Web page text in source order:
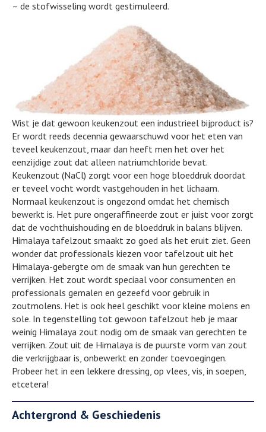
– de stofwisseling wordt gestimuleerd.
Wist je dat gewoon keukenzout een industrieel bijproduct is?
Er wordt reeds decennia gewaarschuwd voor het eten van
teveel keukenzout, maar dan heeft men het over het
eenzijdige zout dat alleen natriumchloride bevat.
Keukenzout (NaCl) zorgt voor een hoge bloeddruk doordat
er teveel vocht wordt vastgehouden in het lichaam.
Normaal keukenzout is ongezond omdat het chemisch
bewerkt is. Het pure ongeraffineerde zout er juist voor zorgt
dat de vochthuishouding en de bloeddruk in balans blijven.
Himalaya tafelzout smaakt zo goed als het eruit ziet. Geen
wonder dat professionals kiezen voor tafelzout uit het
Himalaya-gebergte om de smaak van hun gerechten te
verrijken. Het zout wordt speciaal voor consumenten en
professionals gemalen en gezeefd voor gebruik in
zoutmolens. Het is ook heel geschikt voor kleine molens en
sole. In tegenstelling tot gewoon tafelzout heb je maar
weinig Himalaya zout nodig om de smaak van gerechten te
verrijken. Zout uit de Himalaya is de puurste vorm van zout
die verkrijgbaar is, onbewerkt en zonder toevoegingen.
Probeer het in een lekkere dressing, op vlees, vis, in soepen,
etcetera!
Achtergrond & Geschiedenis